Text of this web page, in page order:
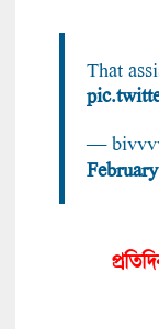
That
—